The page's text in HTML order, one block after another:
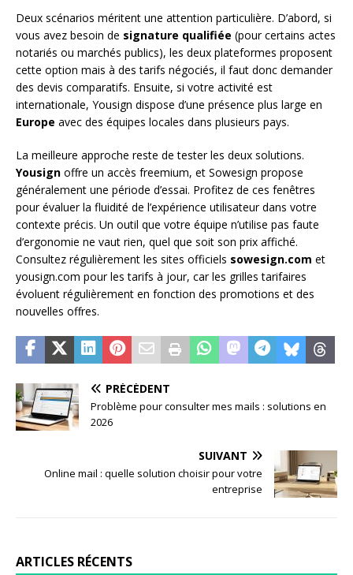
Deux scénarios méritent une attention particulière. D’abord, si
vous avez besoin de signature qualifiée (pour certains actes
notariés ou marchés publics), les deux plateformes proposent
cette option mais à des tarifs négociés, il faut donc demander
des devis comparatifs. Ensuite, si votre activité est
internationale, Yousign dispose d’une présence plus large en
Europe avec des équipes locales dans plusieurs pays.
La meilleure approche reste de tester les deux solutions.
Yousign offre un accès freemium, et Sowesign propose
généralement une période d’essai. Profitez de ces fenêtres
pour évaluer la fluidité de l’expérience utilisateur dans votre
contexte précis. Un outil que votre équipe n’utilise pas faute
d’ergonomie ne vaut rien, quel que soit son prix affiché.
Consultez régulièrement les sites officiels sowesign.com et
yousign.com pour les tarifs à jour, car les grilles tarifaires
évoluent régulièrement en fonction des promotions et des
nouvelles offres.
PRÉCÉDENT
Problème pour consulter mes mails : solutions en
2026
SUIVANT
Online mail : quelle solution choisir pour votre
entreprise
ARTICLES RÉCENTS